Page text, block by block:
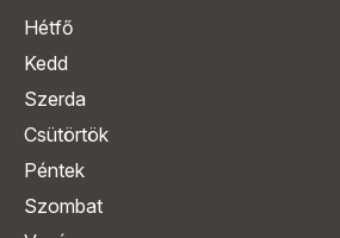
Hétfő
Kedd
Szerda
Csütörtök
Péntek
Szombat